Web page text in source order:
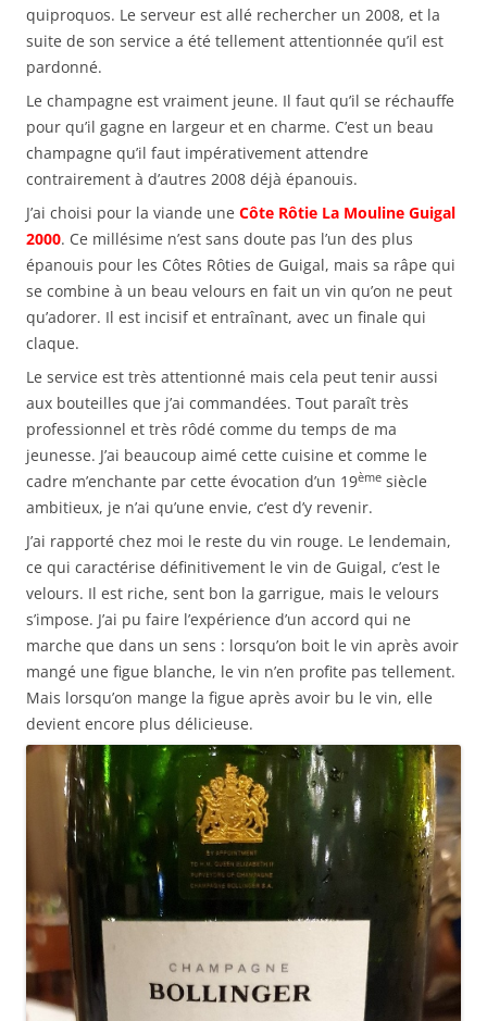
quiproquos. Le serveur est allé rechercher un 2008, et la
suite de son service a été tellement attentionnée qu’il est
pardonné.
Le champagne est vraiment jeune. Il faut qu’il se réchauffe
pour qu’il gagne en largeur et en charme. C’est un beau
champagne qu’il faut impérativement attendre
contrairement à d’autres 2008 déjà épanouis.
J’ai choisi pour la viande une Côte Rôtie La Mouline Guigal
2000. Ce millésime n’est sans doute pas l’un des plus
épanouis pour les Côtes Rôties de Guigal, mais sa râpe qui
se combine à un beau velours en fait un vin qu’on ne peut
qu’adorer. Il est incisif et entraînant, avec un finale qui
claque.
Le service est très attentionné mais cela peut tenir aussi
aux bouteilles que j’ai commandées. Tout paraît très
professionnel et très rôdé comme du temps de ma
jeunesse. J’ai beaucoup aimé cette cuisine et comme le
cadre m’enchante par cette évocation d’un 19ème siècle
ambitieux, je n’ai qu’une envie, c’est d’y revenir.
J’ai rapporté chez moi le reste du vin rouge. Le lendemain,
ce qui caractérise définitivement le vin de Guigal, c’est le
velours. Il est riche, sent bon la garrigue, mais le velours
s’impose. J’ai pu faire l’expérience d’un accord qui ne
marche que dans un sens : lorsqu’on boit le vin après avoir
mangé une figue blanche, le vin n’en profite pas tellement.
Mais lorsqu’on mange la figue après avoir bu le vin, elle
devient encore plus délicieuse.